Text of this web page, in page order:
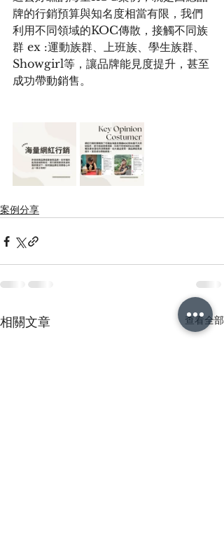
牌的行銷預算與知名度相當有限，我們
利用不同領域的KOC傳散，接觸不同族
群 ex :運動族群、上班族、學生族群、
Showgirl等，讓品牌能見度提升，甚至
成功帶動銷售。
案例分享
相關文章 查看全部